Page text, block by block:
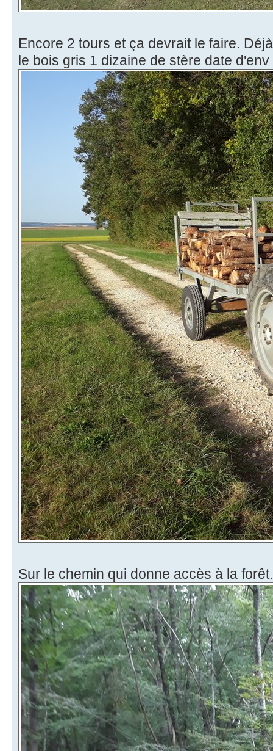
Encore 2 tours et ça devrait le faire.
le bois gris 1 dizaine de stère date d'env
Sur le chemin qui donne accès à la forêt.